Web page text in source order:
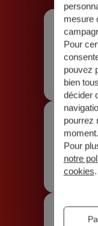
mesure
Pour
pouvez
bien
décider
pourrez
moment.
Pour
notre
cookies.